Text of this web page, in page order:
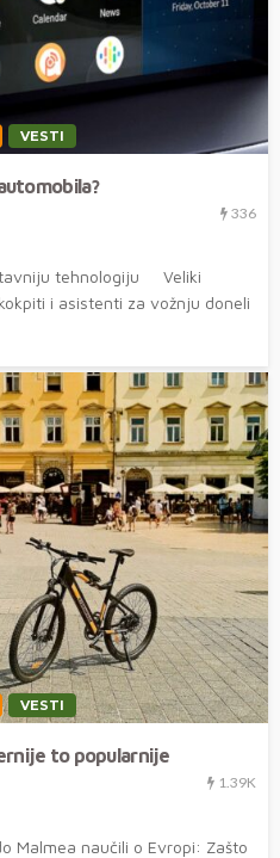
VESTI
336
tehnologiju Veliki
i asistenti za vožnju doneli
VESTI
to popularnije
1.39K
Malmea naučili o Evropi: Zašto